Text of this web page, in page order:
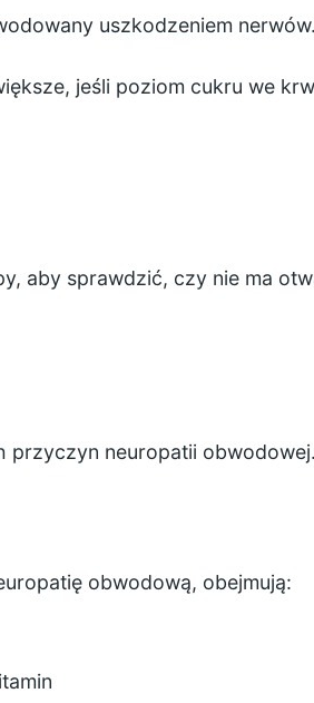
uszkodzeniem nerwów.
jeśli poziom cukru we
aby sprawdzić, czy nie ma
przyczyn neuropatii obwodowej.
obwodową, obejmują: